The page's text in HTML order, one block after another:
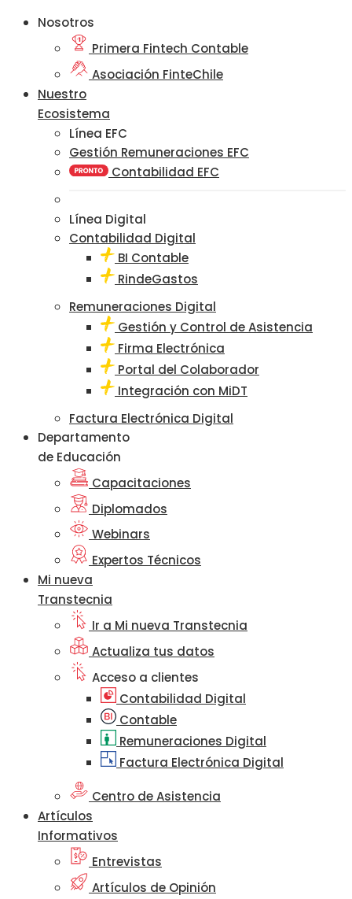
Nosotros
Primera Fintech Contable
Asociación FinteChile
Nuestro
Ecosistema
Línea EFC
Gestión Remuneraciones EFC
Contabilidad EFC
Línea Digital
Contabilidad Digital
BI Contable
RindeGastos
Remuneraciones Digital
Gestión y Control de Asistencia
Firma Electrónica
Portal del Colaborador
Integración con MiDT
Factura Electrónica Digital
Departamento
de Educación
Capacitaciones
Diplomados
Webinars
Expertos Técnicos
Mi nueva
Transtecnia
Ir a Mi nueva Transtecnia
Actualiza tus datos
Acceso a clientes
Contabilidad Digital
Contable
Remuneraciones Digital
Factura Electrónica Digital
Centro de Asistencia
Artículos
Informativos
Entrevistas
Artículos de Opinión